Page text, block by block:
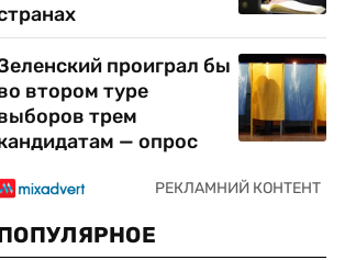
проиграл бы
втором туре
трем
— опрос